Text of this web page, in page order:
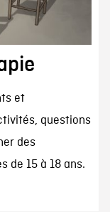
et
questions
des
de 15 à 18 ans.